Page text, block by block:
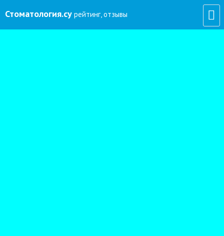
Стоматология.су рейтинг, отзывы